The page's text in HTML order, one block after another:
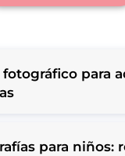
fotográfico para
para niños: